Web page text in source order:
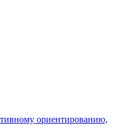
ориентированию,